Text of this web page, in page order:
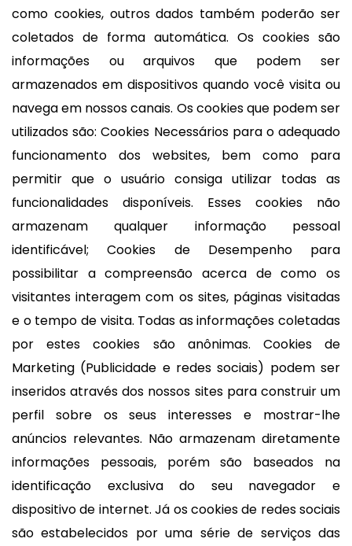
como cookies, outros dados também poderão ser
coletados de forma automática. Os cookies são
informações ou arquivos que podem ser
armazenados em dispositivos quando você visita ou
navega em nossos canais. Os cookies que podem ser
utilizados são: Cookies Necessários para o adequado
funcionamento dos websites, bem como para
permitir que o usuário consiga utilizar todas as
funcionalidades disponíveis. Esses cookies não
armazenam qualquer informação pessoal
identificável; Cookies de Desempenho para
possibilitar a compreensão acerca de como os
visitantes interagem com os sites, páginas visitadas
e o tempo de visita. Todas as informações coletadas
por estes cookies são anônimas. Cookies de
Marketing (Publicidade e redes sociais) podem ser
inseridos através dos nossos sites para construir um
perfil sobre os seus interesses e mostrar-lhe
anúncios relevantes. Não armazenam diretamente
informações pessoais, porém são baseados na
identificação exclusiva do seu navegador e
dispositivo de internet. Já os cookies de redes sociais
são estabelecidos por uma série de serviços das